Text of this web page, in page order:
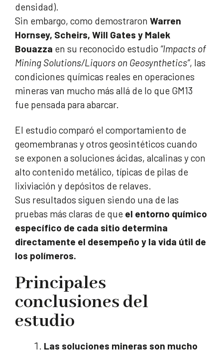
densidad).
Sin embargo, como demostraron Warren
Hornsey, Scheirs, Will Gates y Malek
Bouazza en su reconocido estudio “Impacts of
Mining Solutions/Liquors on Geosynthetics”, las
condiciones químicas reales en operaciones
mineras van mucho más allá de lo que GM13
fue pensada para abarcar.
El estudio comparó el comportamiento de
geomembranas y otros geosintéticos cuando
se exponen a soluciones ácidas, alcalinas y con
alto contenido metálico, típicas de pilas de
lixiviación y depósitos de relaves.
Sus resultados siguen siendo una de las
pruebas más claras de que el entorno químico
específico de cada sitio determina
directamente el desempeño y la vida útil de
los polímeros.
Principales
conclusiones del
estudio
Las soluciones mineras son mucho